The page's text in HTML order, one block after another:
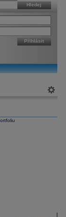
Hledej
Přihlásit